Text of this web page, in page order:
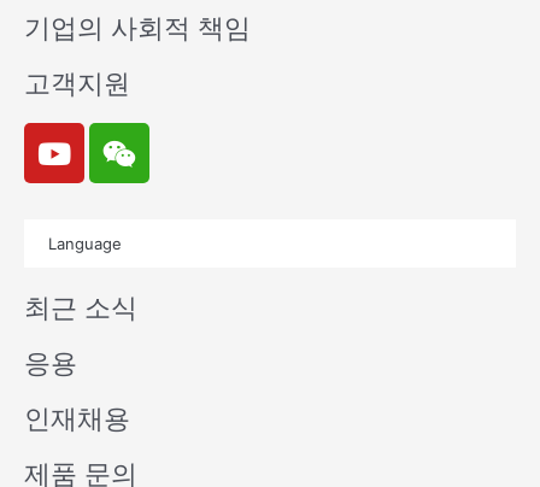
기업의 사회적 책임
고객지원
Y
o
u
e
W
e
i
n
Language
최근 소식
응용
인재채용
제품 문의